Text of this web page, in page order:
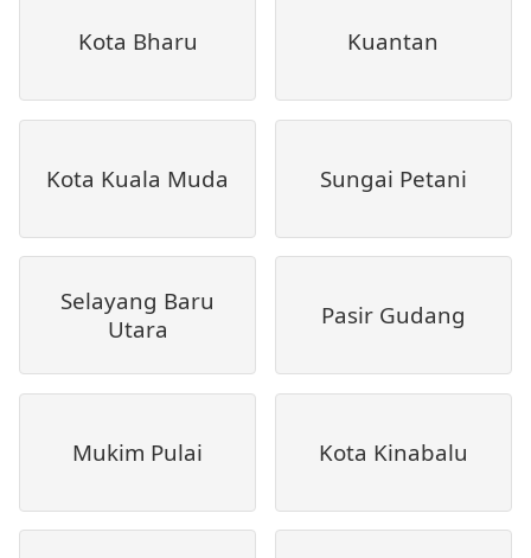
Kota Bharu Kuantan
Kota Kuala Muda Sungai Petani
Selayang Baru
Utara
Pasir Gudang
Mukim Pulai Kota Kinabalu